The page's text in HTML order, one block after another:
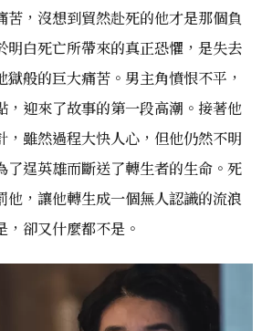
苦，沒想到貿然赴死的他才是那個負
明白死亡所帶來的真正恐懼，是失去
般的巨大痛苦。男主角憤恨不平，
，迎來了故事的第一段高潮。接著他
，雖然過程大快人心，但他仍然不明
了逞英雄而斷送了轉生者的生命。死
他，讓他轉生成一個無人認識的流浪
卻又什麼都不是。